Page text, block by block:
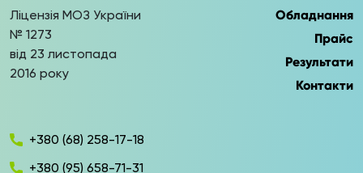
Ліцензія МОЗ України
№ 1273
від 23 листопада
2016 року
Обладнання
Прайс
Результати
Контакти
+380 (68) 258-17-18
+380 (95) 658-71-31